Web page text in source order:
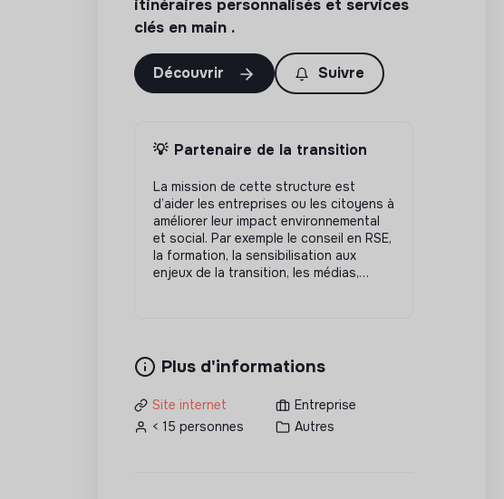
itinéraires personnalisés et services
clés en main .
Découvrir Suivre
💡 Partenaire de la transition
La mission de cette structure est
d’aider les entreprises ou les citoyens à
améliorer leur impact environnemental
et social. Par exemple le conseil en RSE,
la formation, la sensibilisation aux
enjeux de la transition, les médias,…
Plus d'informations
Site internet
Entreprise
< 15 personnes
Autres